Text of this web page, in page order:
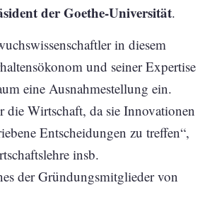
der Goethe-Universität.
in diesem
und seiner Expertise
eine Ausnahmestellung ein.
Wirtschaft, da sie Innovationen
Entscheidungen zu treffen“,
insb.
der Gründungsmitglieder von